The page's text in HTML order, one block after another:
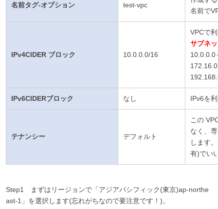
名前タグ-オプション test-vpc
名前で
IPv4CIDER ブロック 10.0.0.0/16
VPCで
サブネ
10.0.0.0
IPv6CIDERブロック なし IPv6を
テナンシー デフォルト
この
なく、
します
有)でい
Step1 まずはリージョンで「アジアパシフィック(東京)ap-northe
ast-1」を選択します(忘れがちなので要注意です！)。